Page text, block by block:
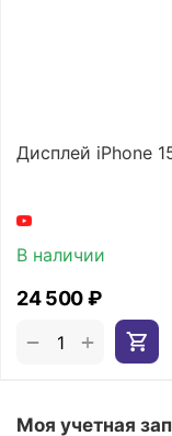
Дисплей iPhone
В наличии
24 500₽
+
−
Моя учетная